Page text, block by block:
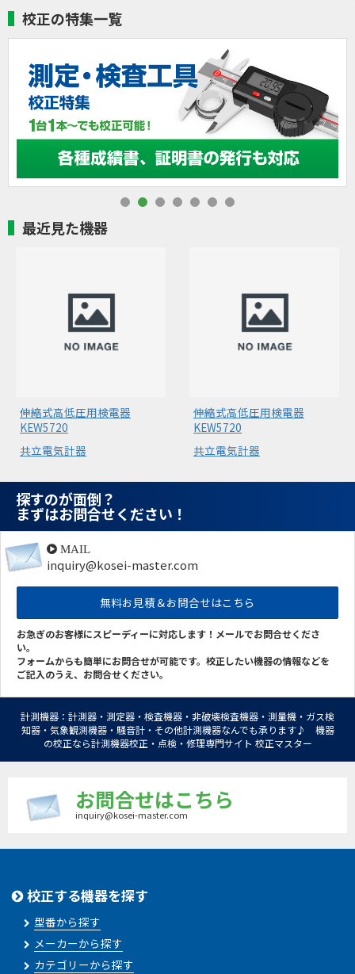
校正の特集一覧
最近見た機器
伸縮式高低圧用検電器
KEW5720
共立電気計器
伸縮式高低圧用検電器
KEW5720
共立電気計器
探すのが面倒？
まずはお問合せください！
MAIL
inquiry@kosei-master.com
無料お見積＆お問合せはこちら
お急ぎのお客様にスピーディーに対応します！メールでお問合せくださ
い。
フォームからも簡単にお問合せが可能です。校正したい機器の情報などを
ご記入のうえ、お問合せください。
計測機器：計測器・測定器・検査機器・非破壊検査機器・測量機・ガス検
知器・気象観測機器・騒音計・その他計測機器なんでも承ります♪ 機器
の校正なら計測機器校正・点検・修理専門サイト 校正マスター
お問合せはこちら
inquiry@kosei-master.com
校正する機器を探す
型番から探す
メーカーから探す
カテゴリーから探す